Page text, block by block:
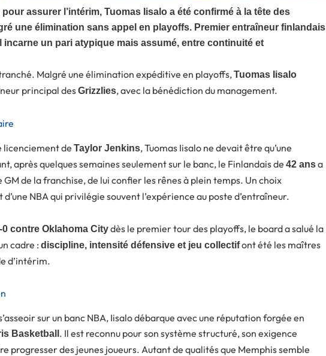
assurer l’intérim, Tuomas Iisalo a été confirmé à la tête des
une élimination sans appel en playoffs. Premier entraîneur finlandais
un pari atypique mais assumé, entre continuité et
Malgré une élimination expéditive en playoffs,Tuomas Iisalo
principal desGrizzlies, avec la bénédiction du management.
licenciement de Taylor Jenkins, Tuomas Iisalo ne devait être qu’une
après quelques semaines seulement sur le banc, le Finlandais de 42 ansa
GM de la franchise, de lui confier les rênes à plein temps. Un choix
NBA qui privilégie souvent l’expérience au poste d’entraîneur.
0 contre Oklahoma Citydès le premier tour des playoffs, le board a salué la
cadre : discipline, intensité défensive et jeu collectifont été les maîtres
d’intérim.
sur un banc NBA, Iisalo débarque avec une réputation forgée en
Basketball . Il est reconnu pour son système structuré, son exigence
progresser des jeunes joueurs. Autant de qualités que Memphis semble